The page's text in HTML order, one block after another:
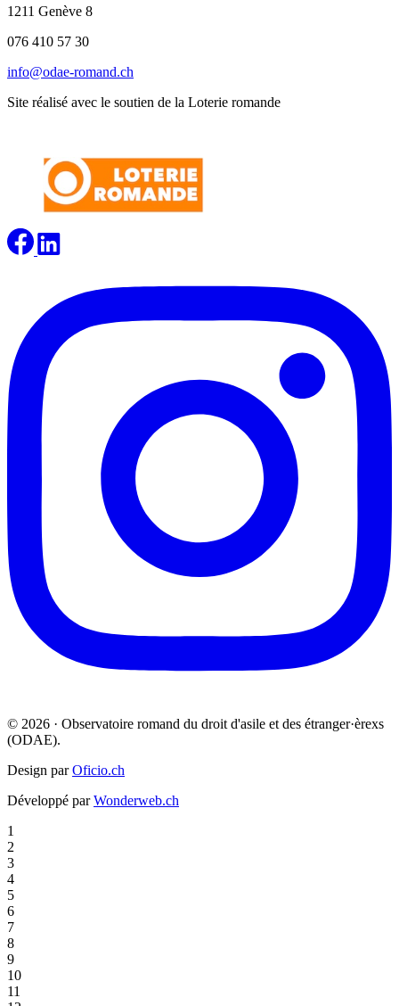
1211 Genève 8
076 410 57 30
info@odae-romand.ch
Site réalisé avec le soutien de la Loterie romande
© 2026 · Observatoire romand du droit d'asile et des étranger·èrexs
(ODAE).
Design parOficio.ch
Développé parWonderweb.ch
1
2
3
4
5
6
7
8
9
10
11